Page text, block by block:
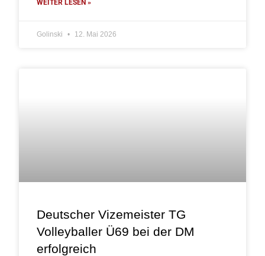
WEITER LESEN »
Golinski 12. Mai 2026
Deutscher Vizemeister TG
Volleyballer Ü69 bei der DM
erfolgreich